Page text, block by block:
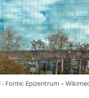
- Fonte: Epizentrum –